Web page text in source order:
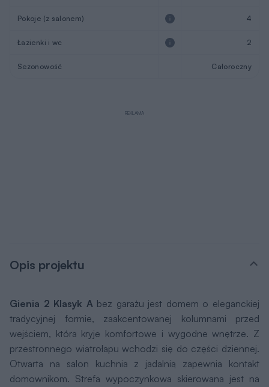
Pokoje (z salonem) 4
Łazienki i wc 2
Sezonowość Całoroczny
REKLAMA
Opis projektu
Gienia 2 Klasyk Abez garażu jest domem o eleganckiej
tradycyjnej formie, zaakcentowanej kolumnami przed
wejściem, która kryje komfortowe i wygodne wnętrze. Z
przestronnego wiatrołapu wchodzi się do części dziennej.
Otwarta na salon kuchnia z jadalnią zapewnia kontakt
domownikom. Strefa wypoczynkowa skierowana jest na